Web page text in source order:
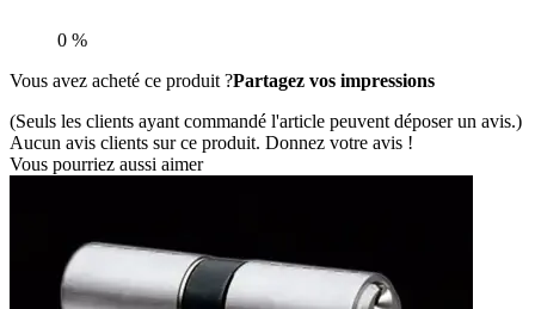
0 %
Vous avez acheté ce produit ?Partagez vos impressions
(Seuls les clients ayant commandé l'article peuvent déposer un avis.)
Aucun avis clients sur ce produit. Donnez votre avis !
Vous pourriez aussi aimer